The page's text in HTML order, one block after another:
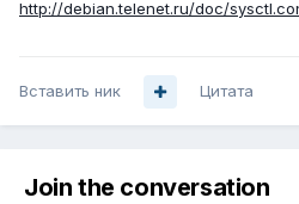
http://debian.telenet.ru/doc/
Вставить ник Цитата
Join the conversation